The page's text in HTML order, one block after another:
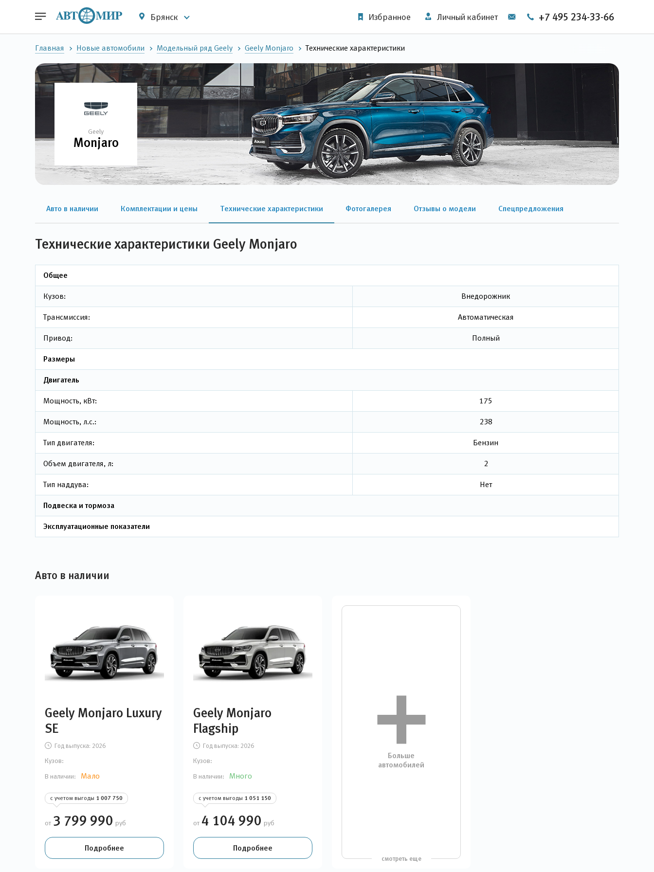
Брянск Избранное Личный кабинет +7 495 234-33-66
Главная Новые автомобили Модельный ряд Geely Geely Monjaro Технические характеристики
Geely
Monjaro
Авто в наличии Комплектации и цены Технические характеристики Фотогалерея Отзывы о модели Спецпредложения
Технические характеристики Geely Monjaro
Общее
Кузов: Внедорожник
Трансмиссия: Автоматическая
Привод: Полный
Размеры
Двигатель
Мощность, кВт: 175
Мощность, л.с.: 238
Тип двигателя: Бензин
Объем двигателя, л: 2
Тип наддува: Нет
Подвеска и тормоза
Эксплуатационные показатели
Авто в наличии
Geely Monjaro Luxury
SE
Год выпуска: 2026
Кузов:
В наличии:
Мало
с учетом выгоды 1 007 750
от 3 799 990 руб
Подробнее
Geely Monjaro
Flagship
Год выпуска: 2026
Кузов:
В наличии:
Много
с учетом выгоды 1 051 150
от 4 104 990 руб
Подробнее
Больше
автомобилей
смотреть еще